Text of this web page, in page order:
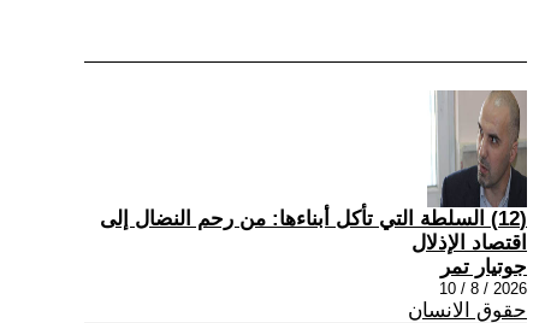
(12) السلطة التي تأكل أبناءها: من رحم النضال إلى
اقتصاد الإذلال
جوتيار تمر
2026 / 8 / 10
حقوق الانسان